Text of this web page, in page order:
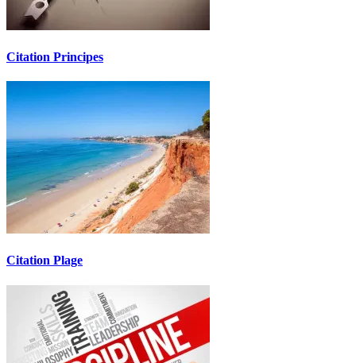
Citation Principes
Citation Plage